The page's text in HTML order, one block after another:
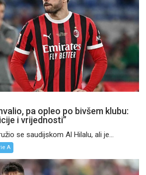
pa opleo po bivšem klubu:
i vrijednosti”
se saudijskom Al Hilalu, ali je...
A